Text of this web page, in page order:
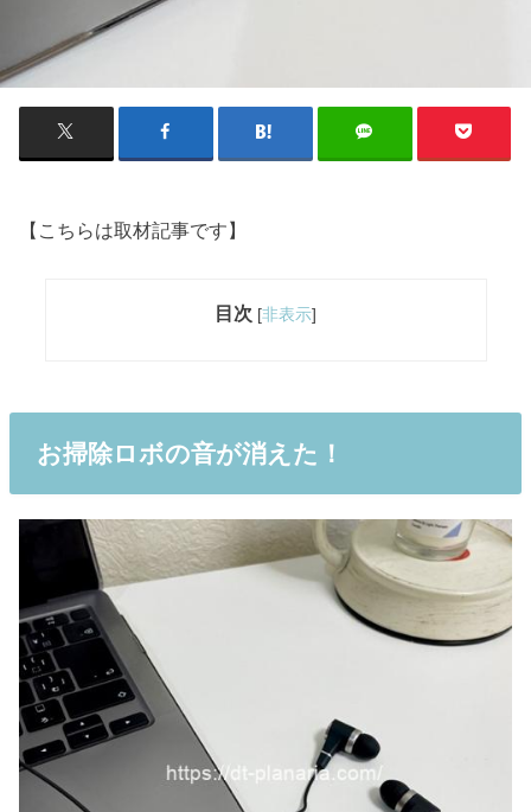
【こちらは取材記事です】
目次 [非表示]
お掃除ロボの音が消えた！